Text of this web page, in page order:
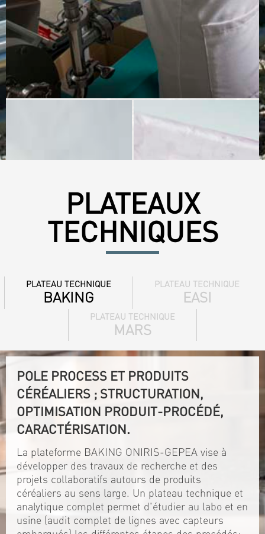
PLATEAUX
TECHNIQUES
PLATEAU TECHNIQUE
BAKING
PLATEAU TECHNIQUE
EASI
PLATEAU TECHNIQUE
MARS
POLE PROCESS ET PRODUITS
CÉRÉALIERS ; STRUCTURATION,
OPTIMISATION PRODUIT-PROCÉDÉ,
CARACTÉRISATION.
La plateforme BAKING ONIRIS-GEPEA vise à
développer des travaux de recherche et des
projets collaboratifs autours de produits
céréaliers au sens large. Un plateau technique et
analytique complet permet d'étudier au labo et en
usine (audit complet de lignes avec capteurs